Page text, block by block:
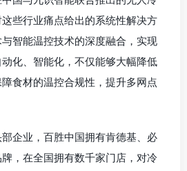
些行业痛点给出的系统性解决方
智能温控技术的深度融合，实现
化、智能化，不仅能够大幅降低
食材的温控合规性，提升多网点
企业，百胜中国拥有肯德基、必
，在全国拥有数千家门店，对冷